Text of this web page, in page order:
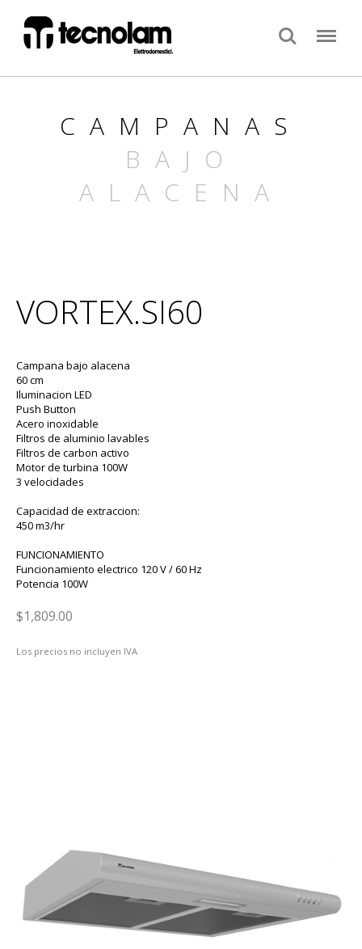
Search Menu
CAMPANAS
BAJO
ALACENA
VORTEX.SI60
Campana bajo alacena
60 cm
Iluminacion LED
Push Button
Acero inoxidable
Filtros de aluminio lavables
Filtros de carbon activo
Motor de turbina 100W
3 velocidades
Capacidad de extraccion:
450 m3/hr
FUNCIONAMIENTO
Funcionamiento electrico 120 V / 60 Hz
Potencia 100W
$1,809.00
Los precios no incluyen IVA